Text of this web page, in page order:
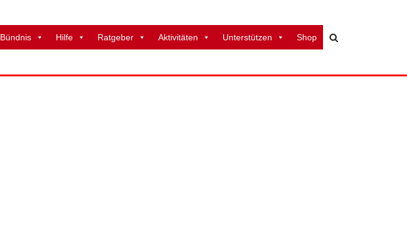
Bündnis Hilfe Ratgeber Aktivitäten Unterstützen Shop